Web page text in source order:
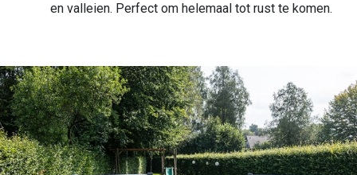
en valleien. Perfect om helemaal tot rust te komen.